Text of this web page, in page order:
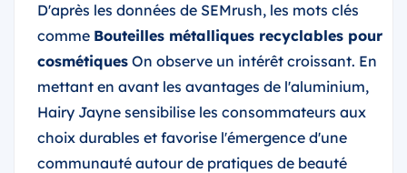
D'après les données de SEMrush, les mots clés
comme Bouteilles métalliques recyclables pour
cosmétiques On observe un intérêt croissant. En
mettant en avant les avantages de l'aluminium,
Hairy Jayne sensibilise les consommateurs aux
choix durables et favorise l'émergence d'une
communauté autour de pratiques de beauté